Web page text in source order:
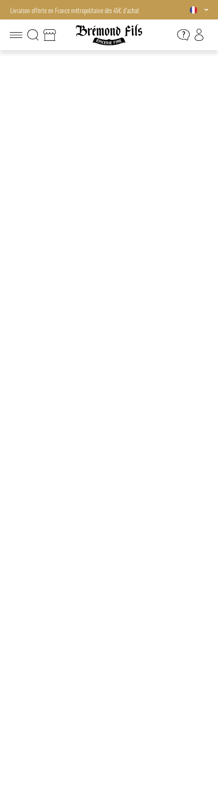
Livraison offerte en France métropolitaine dès 45€ d'achat
Livraison offerte en France métropolitaine dès 45€ d'achat